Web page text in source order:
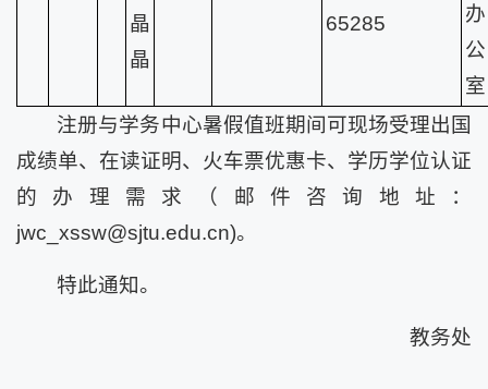
办
公
室
晶
晶
65285
注册与学务中心暑假值班期间可现场受理出国
成绩单、在读证明、火车票优惠卡、学历学位认证
的办理需求（邮件咨询地址：
jwc_xssw@sjtu.edu.cn)。
特此通知。
教务处